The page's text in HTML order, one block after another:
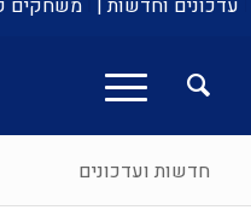
עדכונים וחדשות | משחקים
חדשות ועדכונים